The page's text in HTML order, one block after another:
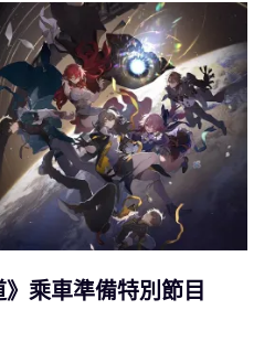
》乘車準備特別節目